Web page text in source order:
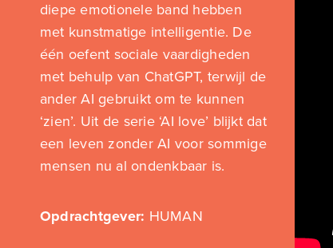
diepe emotionele band hebben
met kunstmatige intelligentie. De
één oefent sociale vaardigheden
met behulp van ChatGPT, terwijl de
ander AI gebruikt om te kunnen
‘zien’. Uit de serie ‘AI love’ blijkt dat
een leven zonder AI voor sommige
mensen nu al ondenkbaar is.
Opdrachtgever: HUMAN